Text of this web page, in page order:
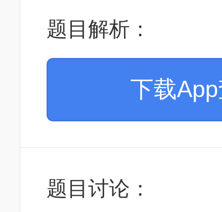
题目解析：
下载
题目讨论：